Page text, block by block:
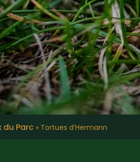
du Parc » Tortues d’Hermann